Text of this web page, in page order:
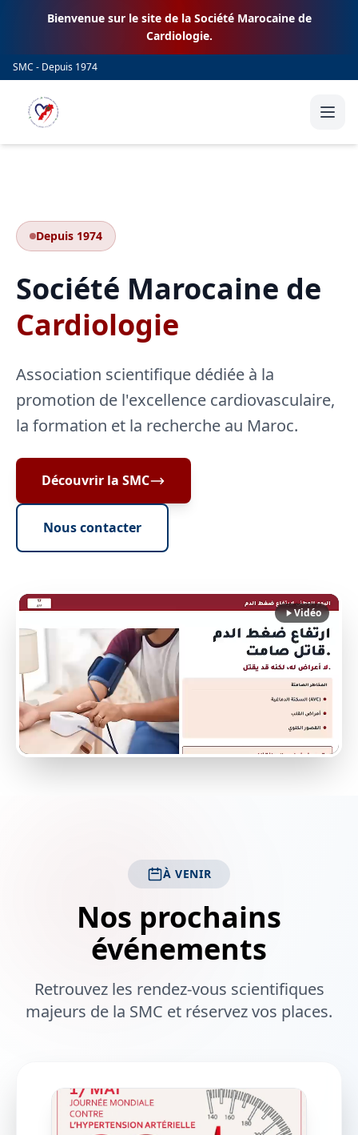
Bienvenue sur le site de la Société Marocaine de
Cardiologie.
SMC - Depuis 1974
Depuis 1974
Société Marocaine de
Cardiologie
Association scientifique dédiée à la
promotion de l'excellence cardiovasculaire,
la formation et la recherche au Maroc.
Découvrir la SMC
Nous contacter
Vidéo
À VENIR
Nos prochains
événements
Retrouvez les rendez-vous scientifiques
majeurs de la SMC et réservez vos places.